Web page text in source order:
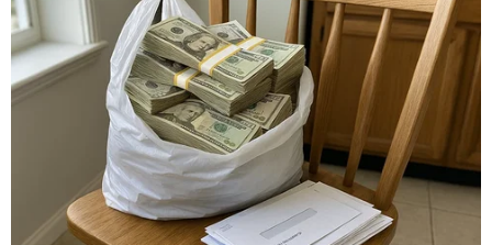
07/08/2026 14:52
Indonesia không áp thuế chống bán
phá giá với nhựa từ Việt Nam
07/08/2026 14:45